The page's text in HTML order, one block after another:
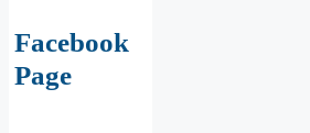
Facebook
Page